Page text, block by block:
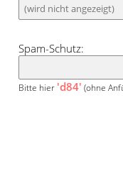
Spam-Schutz:
Bitte hier 'd84' (ohne